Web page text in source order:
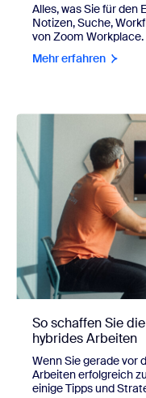
Alles, was Sie für den
Notizen, Suche,
von Zoom Workplace.
Mehr erfahren
So schaffen Sie
hybrides Arbeiten
Wenn Sie gerade vor
Arbeiten erfolgreich
einige Tipps und